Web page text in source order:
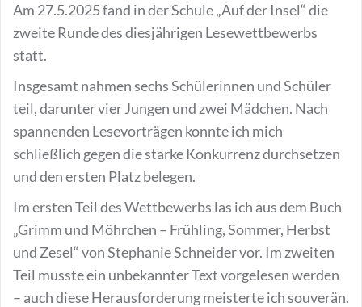
Am 27.5.2025 fand in der Schule „Auf der Insel“ die
zweite Runde des diesjährigen Lesewettbewerbs
statt.
Insgesamt nahmen sechs Schülerinnen und Schüler
teil, darunter vier Jungen und zwei Mädchen. Nach
spannenden Lesevorträgen konnte ich mich
schließlich gegen die starke Konkurrenz durchsetzen
und den ersten Platz belegen.
Im ersten Teil des Wettbewerbs las ich aus dem Buch
„Grimm und Möhrchen – Frühling, Sommer, Herbst
und Zesel“ von Stephanie Schneider vor. Im zweiten
Teil musste ein unbekannter Text vorgelesen werden
– auch diese Herausforderung meisterte ich souverän.